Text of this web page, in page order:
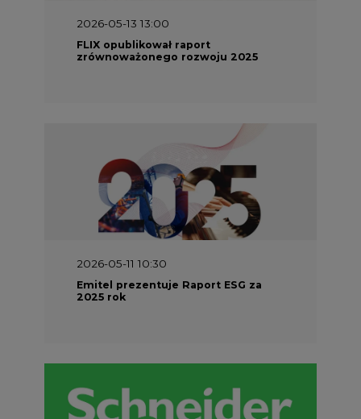
2026-05-13 13:00
FLIX opublikował raport
zrównoważonego rozwoju 2025
2026-05-11 10:30
Emitel prezentuje Raport ESG za
2025 rok